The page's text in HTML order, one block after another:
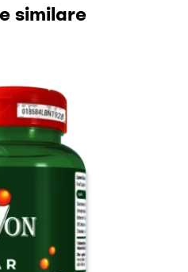
similare